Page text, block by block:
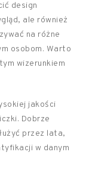
design
ale również
na różne
osobom. Warto
wizerunkiem
jakości
Dobrze
przez lata,
w danym